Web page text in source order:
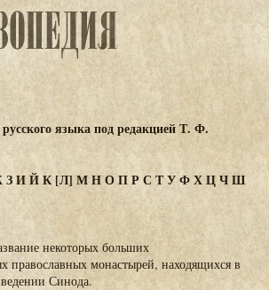
языка под редакцией Т. Ф.
ЗИЙК [Л] МНОПРС ТУФХЦЧШ
некоторых больших
православных монастырей, находящихся в
Синода.